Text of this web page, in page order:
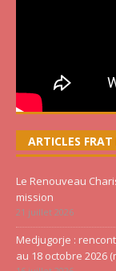
ARTICLES FRAT
Le Renouveau
mission
21 juillet 2026
Medjugorje :
au 18 octobre 2026